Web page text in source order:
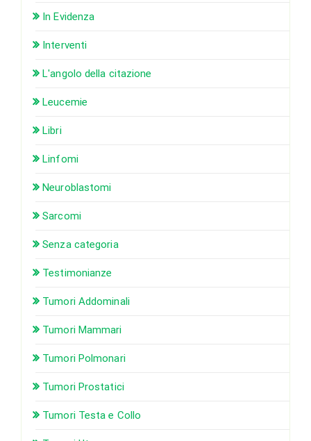
In Evidenza
Interventi
L'angolo della citazione
Leucemie
Libri
Linfomi
Neuroblastomi
Sarcomi
Senza categoria
Testimonianze
Tumori Addominali
Tumori Mammari
Tumori Polmonari
Tumori Prostatici
Tumori Testa e Collo